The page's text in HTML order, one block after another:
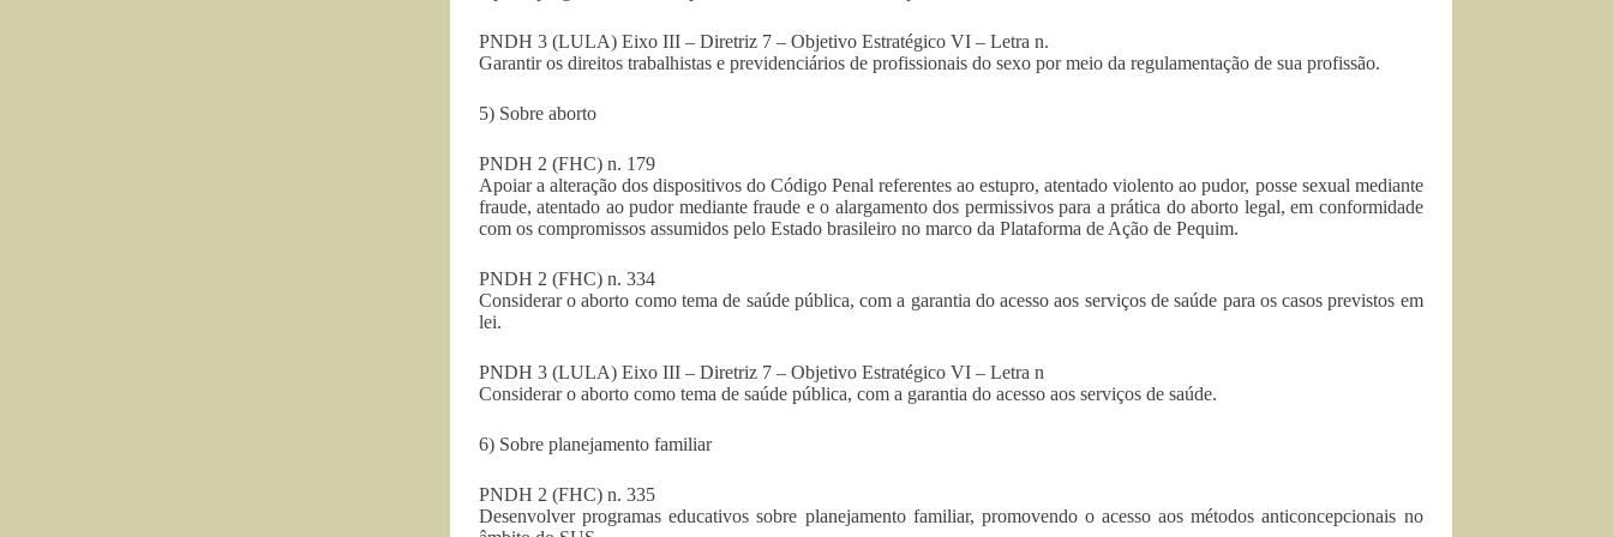
PNDH 3 (LULA) Eixo III – Diretriz 7 – Objetivo Estratégico VI – Letra n.
Garantir os direitos trabalhistas e previdenciários de profissionais do sexo por meio da regulamentação de sua profissão.
5) Sobre aborto
PNDH 2 (FHC) n. 179
Apoiar a alteração dos dispositivos do Código Penal referentes ao estupro, atentado violento ao pudor, posse sexual mediante
fraude, atentado ao pudor mediante fraude e o alargamento dos permissivos para a prática do aborto legal, em conformidade
com os compromissos assumidos pelo Estado brasileiro no marco da Plataforma de Ação de Pequim.
PNDH 2 (FHC) n. 334
Considerar o aborto como tema de saúde pública, com a garantia do acesso aos serviços de saúde para os casos previstos em
lei.
PNDH 3 (LULA) Eixo III – Diretriz 7 – Objetivo Estratégico VI – Letra n
Considerar o aborto como tema de saúde pública, com a garantia do acesso aos serviços de saúde.
6) Sobre planejamento familiar
PNDH 2 (FHC) n. 335
Desenvolver programas educativos sobre planejamento familiar, promovendo o acesso aos métodos anticoncepcionais no